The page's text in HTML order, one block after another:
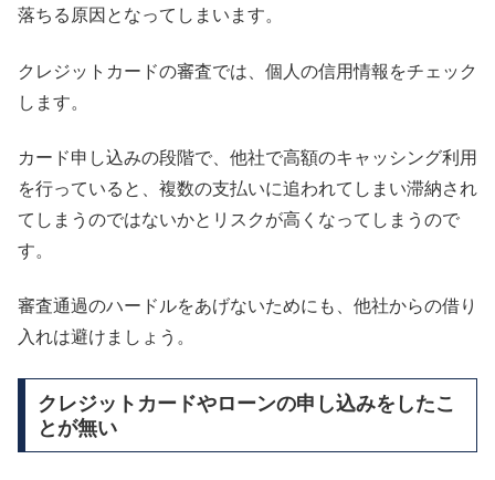
落ちる原因となってしまいます。
クレジットカードの審査では、個人の信用情報をチェック
します。
カード申し込みの段階で、他社で高額のキャッシング利用
を行っていると、複数の支払いに追われてしまい滞納され
てしまうのではないかとリスクが高くなってしまうので
す。
審査通過のハードルをあげないためにも、他社からの借り
入れは避けましょう。
クレジットカードやローンの申し込みをしたこ
とが無い